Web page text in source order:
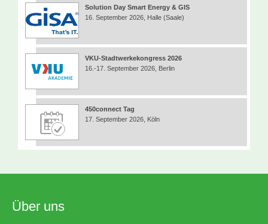
Solution Day Smart Energy & GIS
16. September 2026, Halle (Saale)
VKU-Stadtwerkekongress 2026
16.-17. September 2026, Berlin
450connect Tag
17. September 2026, Köln
Über uns